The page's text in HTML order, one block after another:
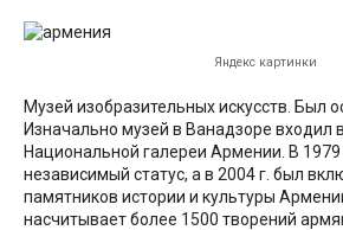
Яндекс картинки
Музей изобразительных искусств. Был
Изначально музей в Ванадзоре входил
Национальной галереи Армении. В 1979
независимый статус, а в 2004 г. был
памятников истории и культуры
насчитывает более 1500 творений